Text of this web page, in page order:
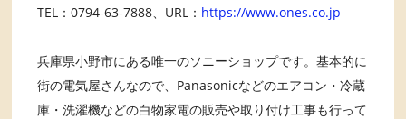
TEL：0794-63-7888、URL： https://www.ones.co.jp
兵庫県小野市にある唯一のソニーショップです。基本的に
街の電気屋さんなので、Panasonicなどのエアコン・冷蔵
庫・洗濯機などの白物家電の販売や取り付け工事も行って